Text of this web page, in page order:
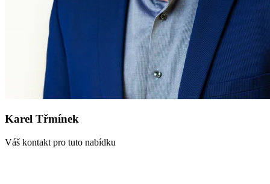
Karel Třmínek
Váš kontakt pro tuto nabídku